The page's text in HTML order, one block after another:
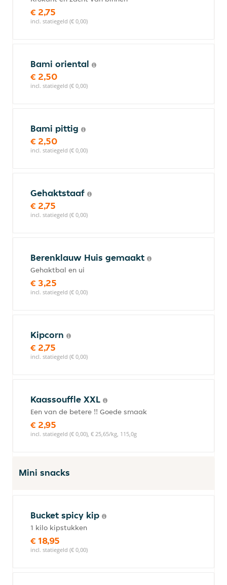
€ 2,75
incl. statiegeld (€ 0,00)
Bami oriental
€ 2,50
incl. statiegeld (€ 0,00)
Bami pittig
€ 2,50
incl. statiegeld (€ 0,00)
Gehaktstaaf
€ 2,75
incl. statiegeld (€ 0,00)
Berenklauw Huis gemaakt
Gehaktbal en ui
€ 3,25
incl. statiegeld (€ 0,00)
Kipcorn
€ 2,75
incl. statiegeld (€ 0,00)
Kaassouffle XXL
Een van de betere !! Goede smaak
€ 2,95
incl. statiegeld (€ 0,00), € 25,65/kg, 115,0g
Mini snacks
Bucket spicy kip
1 kilo kipstukken
€ 18,95
incl. statiegeld (€ 0,00)